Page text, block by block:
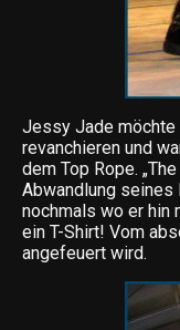
Jessy Jade möchte
revanchieren und
dem Top Rope.
Abwandlung seines
nochmals wo er hin
ein T-Shirt! Vom
angefeuert wird.